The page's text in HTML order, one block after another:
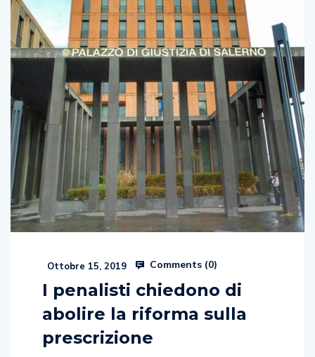
Ottobre 15, 2019 Comments (0)
I penalisti chiedono di
abolire la riforma sulla
prescrizione